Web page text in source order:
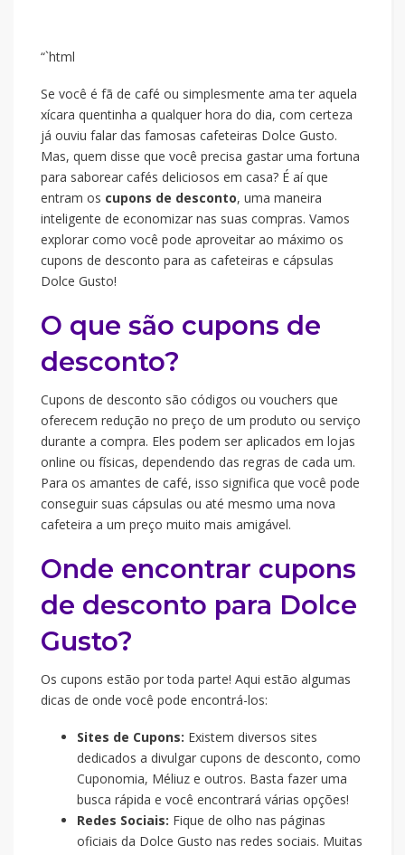
“`html
Se você é fã de café ou simplesmente ama ter aquela
xícara quentinha a qualquer hora do dia, com certeza
já ouviu falar das famosas cafeteiras Dolce Gusto.
Mas, quem disse que você precisa gastar uma fortuna
para saborear cafés deliciosos em casa? É aí que
entram os cupons de desconto, uma maneira
inteligente de economizar nas suas compras. Vamos
explorar como você pode aproveitar ao máximo os
cupons de desconto para as cafeteiras e cápsulas
Dolce Gusto!
O que são cupons de
desconto?
Cupons de desconto são códigos ou vouchers que
oferecem redução no preço de um produto ou serviço
durante a compra. Eles podem ser aplicados em lojas
online ou físicas, dependendo das regras de cada um.
Para os amantes de café, isso significa que você pode
conseguir suas cápsulas ou até mesmo uma nova
cafeteira a um preço muito mais amigável.
Onde encontrar cupons
de desconto para Dolce
Gusto?
Os cupons estão por toda parte! Aqui estão algumas
dicas de onde você pode encontrá-los:
Sites de Cupons: Existem diversos sites
dedicados a divulgar cupons de desconto, como
Cuponomia, Méliuz e outros. Basta fazer uma
busca rápida e você encontrará várias opções!
Redes Sociais: Fique de olho nas páginas
oficiais da Dolce Gusto nas redes sociais. Muitas